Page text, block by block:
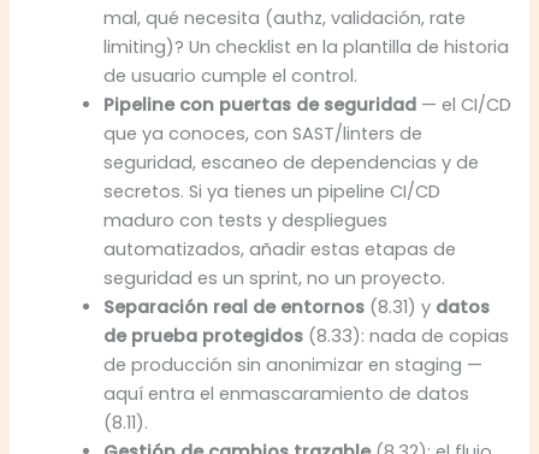
mal, qué necesita (authz, validación, rate
limiting)? Un checklist en la plantilla de historia
de usuario cumple el control.
Pipeline con puertas de seguridad — el CI/CD
que ya conoces, con SAST/linters de
seguridad, escaneo de dependencias y de
secretos. Si ya tienes un pipeline CI/CD
maduro con tests y despliegues
automatizados, añadir estas etapas de
seguridad es un sprint, no un proyecto.
Separación real de entornos (8.31) y datos
de prueba protegidos (8.33): nada de copias
de producción sin anonimizar en staging —
aquí entra el enmascaramiento de datos
(8.11).